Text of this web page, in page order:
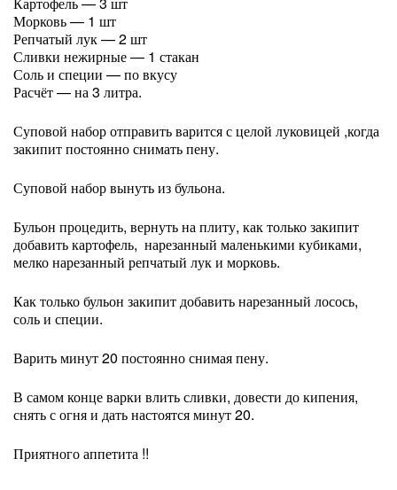
Морковь — 1 шт
Репчатый лук — 2 шт
Сливки нежирные — 1 стакан
Соль и специи — по вкусу
Расчёт — на 3 литра.
Суповой набор отправить варится с целой луковицей ,когда
закипит постоянно снимать пену.
Суповой набор вынуть из бульона.
Бульон процедить, вернуть на плиту, как только закипит
добавить картофель, нарезанный маленькими кубиками,
мелко нарезанный репчатый лук и морковь.
Как только бульон закипит добавить нарезанный лосось,
соль и специи.
Варить минут 20 постоянно снимая пену.
В самом конце варки влить сливки, довести до кипения,
снять с огня и дать настоятся минут 20.
Приятного аппетита !!